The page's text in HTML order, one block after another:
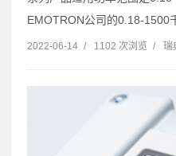
EMOTRON公司的0.18-1500
2022-06-14 / 1102 次浏览 / 瑞